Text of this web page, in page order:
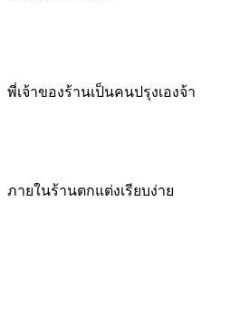
พี่เจ้าของร้านเป็นคนปรุงเองจ้า
ภายในร้านตกแต่งเรียบง่าย